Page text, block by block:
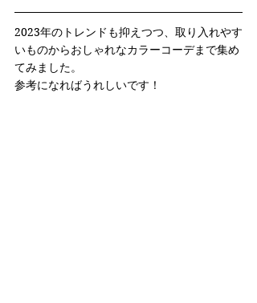
2023年のトレンドも抑えつつ、取り入れやす
いものからおしゃれなカラーコーデまで集め
てみました。
参考になればうれしいです！